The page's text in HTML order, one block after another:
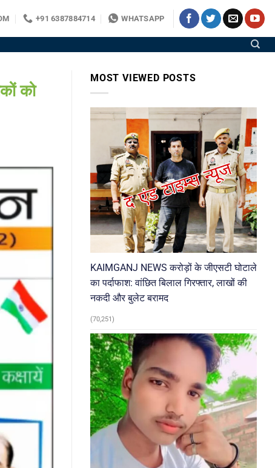
+91 6387884714 WHATSAPP
को
MOST VIEWED POSTS
KAIMGANJ NEWS करोड़ों के जीएसटी घोटाले
का पर्दाफाश: वांछित बिलाल गिरफ्तार, लाखों की
नकदी और बुलेट बरामद
(70,251)